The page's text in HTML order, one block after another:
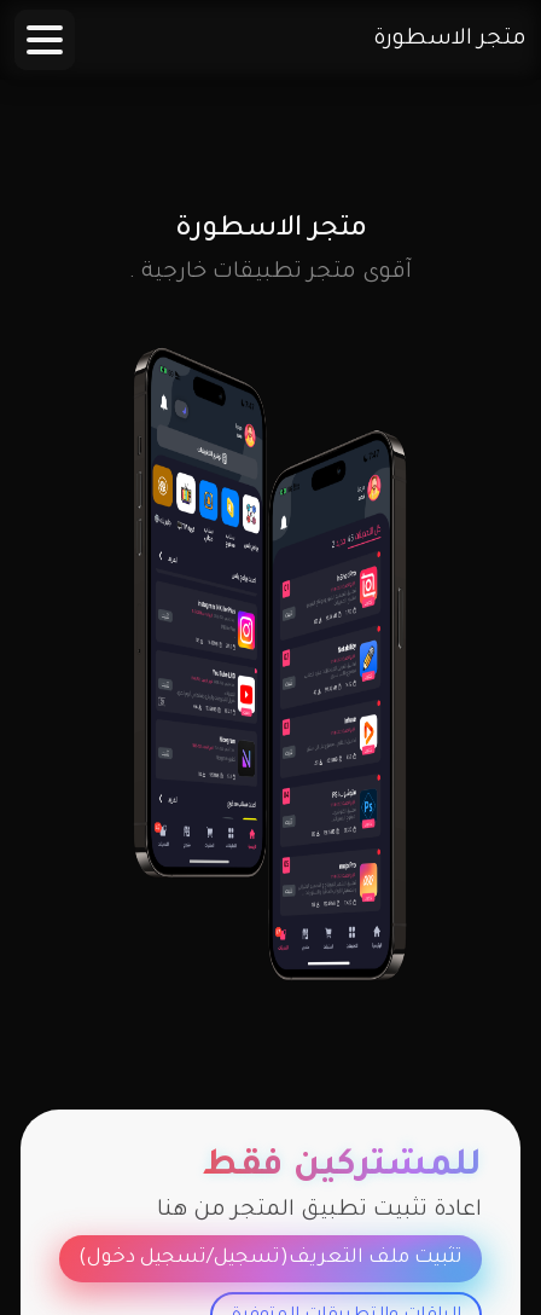
متجر الاسطورة
متجر الاسطورة
آقوى متجر تطبيقات خارجية .
للمشتركين فقط
اعادة تثبيت تطبيق المتجر من هنا
تثبيت ملف التعريف(تسجيل/تسجيل دخول)